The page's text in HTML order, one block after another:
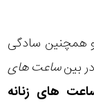
همچنین سادگی
در بینساعت های
های زنانه